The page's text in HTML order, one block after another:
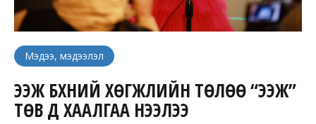
Мэдээ, мэдээлэл
ЭЭЖ БҮХНИЙ ХӨГЖЛИЙН ТӨЛӨӨ “ЭЭЖ”
ТӨВ ҮҮД ХААЛГАА НЭЭЛЭЭ